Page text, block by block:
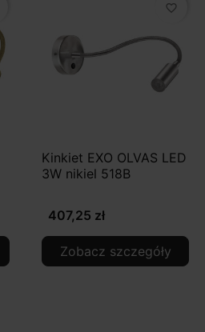
favorite_border
Kinkiet EXO OLVAS LED
3W nikiel 518B
407,25 zł
Zobacz szczegóły